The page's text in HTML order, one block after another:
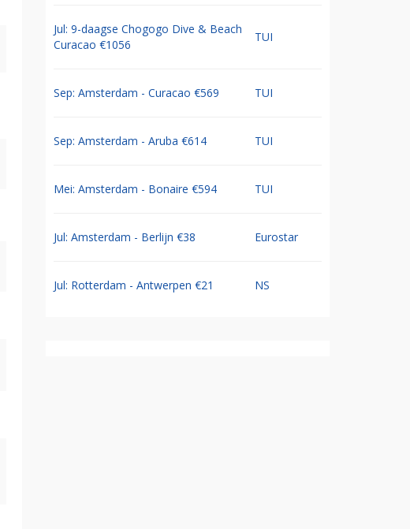
Jul: 9-daagse Chogogo Dive & Beach
Curacao €1056
TUI
Sep: Amsterdam - Curacao €569 TUI
Sep: Amsterdam - Aruba €614 TUI
Mei: Amsterdam - Bonaire €594 TUI
Jul: Amsterdam - Berlijn €38 Eurostar
Jul: Rotterdam - Antwerpen €21 NS